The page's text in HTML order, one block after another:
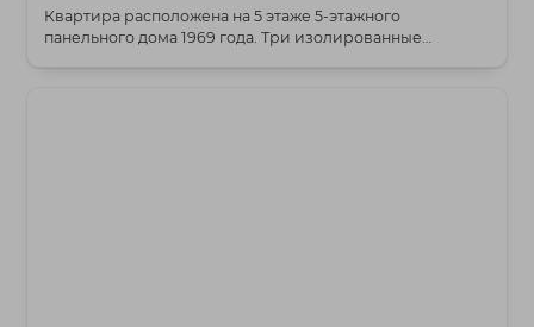
Квартира расположена на 5 этаже 5-этажного
панельного дома 1969 года. Три изолированные